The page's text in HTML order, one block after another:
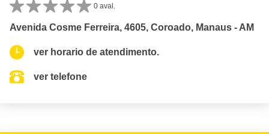
0 aval.
Avenida Cosme Ferreira, 4605, Coroado, Manaus - AM
ver horario de atendimento.
ver telefone